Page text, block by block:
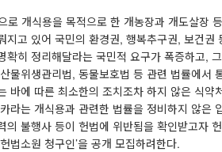
개식용을 목적으로 한 개농장과 개도살장
지고 있어 국민의 환경권, 행복추구권, 보건권
확히 정리해달라는 국민적 요구가 폭증하고,
물위생관리법, 동물보호법 등 관련 법률에서
바에 따른 최소한의 조치조차 하지 않은 식
라는 개식용과 관련한 법률을 정비하지 않은
의 불행사 등이 헌법에 위반됨을 확인받고자
법소원 청구인’을 공개 모집하려한다.